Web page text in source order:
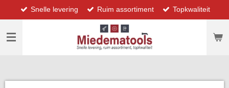
direct
naar
hoofdinhoud
Snelle levering Ruim assortiment Topkwaliteit